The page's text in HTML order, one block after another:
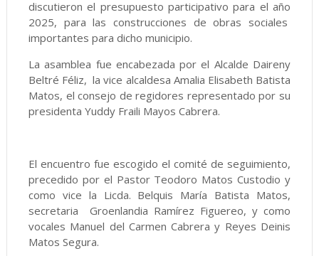
discutieron el presupuesto participativo para el año
2025, para las construcciones de obras sociales
importantes para dicho municipio.
La asamblea fue encabezada por el Alcalde Daireny
Beltré Féliz, la vice alcaldesa Amalia Elisabeth Batista
Matos, el consejo de regidores representado por su
presidenta Yuddy Fraili Mayos Cabrera.
El encuentro fue escogido el comité de seguimiento,
precedido por el Pastor Teodoro Matos Custodio y
como vice la Licda. Belquis María Batista Matos,
secretaria Groenlandia Ramírez Figuereo, y como
vocales Manuel del Carmen Cabrera y Reyes Deinis
Matos Segura.